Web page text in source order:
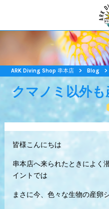
ARK Diving Shop 串本店 > Blog >
クマノミ以外
皆様こんにちは
串本店へ来られたときによく
イントでは
まさに今、色々な生物の産卵